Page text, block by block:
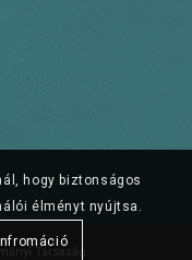
Társaság
hogy biztonságos
élményt nyújtsa.